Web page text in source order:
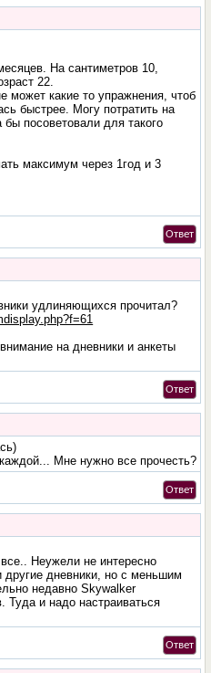
На сантиметров 10,
22.
может какие то упражнения, чтоб
быстрее. Могу потратить на
посоветовали для такого
максимум через 1год и 3
Ответ
удлиняющихся прочитал?
на дневники и анкеты
Ответ
Мне нужно все прочесть?
Ответ
Неужели не интересно
другие дневники, но с меньшим
недавно Skywalker
и надо настраиваться
Ответ